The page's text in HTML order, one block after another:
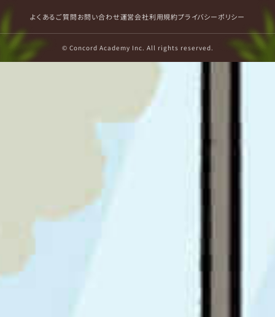
よくあるご質問お問い合わせ運営会社利用規約プライバシーポリシー
© Concord Academy Inc. All rights reserved.